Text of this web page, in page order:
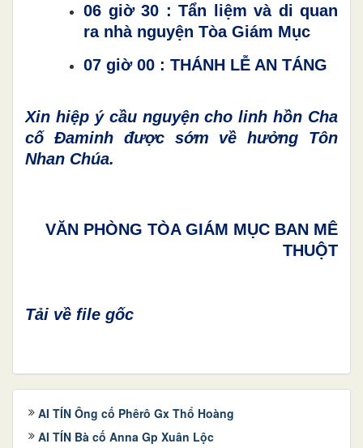
06 giờ 30 : Tẩn liệm và di quan
ra nhà nguyện Tòa Giám Mục
07 giờ 00 : THÁNH LỄ AN TÁNG
Xin hiệp ý cầu nguyện cho linh hồn Cha
cố Đaminh được sớm về hưởng Tôn
Nhan Chúa.
VĂN PHÒNG TÒA GIÁM MỤC BAN MÊ
THUỘT
Tải về file gốc
AI TÍN Ông cố Phêrô Gx Thổ Hoàng
AI TÍN Bà cố Anna Gp Xuân Lộc